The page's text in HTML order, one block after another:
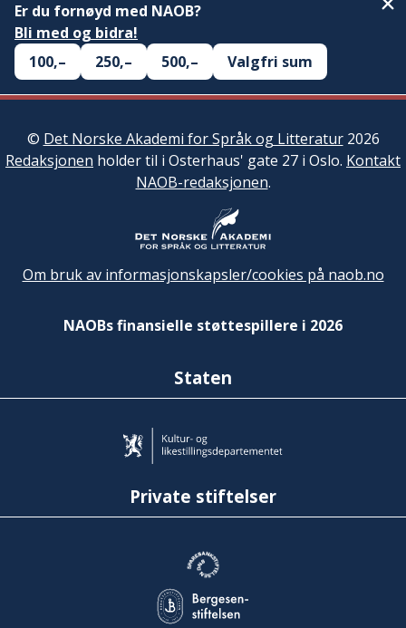
Er du fornøyd med NAOB?
Bli med og bidra!
100,–
250,– 500,– Valgfri sum
© Det Norske Akademi for Språk og Litteratur2026
Redaksjonen holder til i Osterhaus' gate 27 i Oslo. Kontakt
NAOB-redaksjonen.
Om bruk av informasjonskapsler/cookies på naob.no
NAOBs finansielle støttespillere i 2026
Staten
Private stiftelser